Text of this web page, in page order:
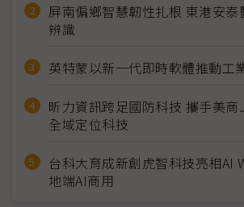
屏南偏鄉智慧韌性扎根 東港安泰
辨識
英特蒙以新一代即時軟體推動工
昕力資訊跨足國防科技 攜手美
全域定位科技
台科大育成新創虎智科技亮相AI
地端AI商用